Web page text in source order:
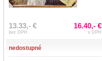
13.33,- €
bez DPH
16.40,- €
s DPH
nedostupné